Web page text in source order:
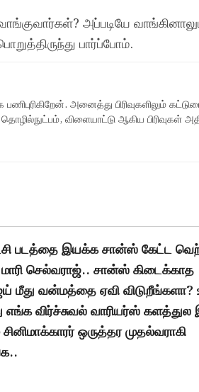
அப்படியே
பார்ப்போம்.
அனைத்து பிரிவுகளிலும்
விளையாட்டு ஆகிய பிரிவுகள்
படத்தை இயக்க சான்ஸ் கேட்ட
செல்வராஜ்.. சான்ஸ் கிடைக்காத
மீது வன்மத்தை ஏவி விடுறீங்களா?
விர்ச்சுவல் வாரியர்ஸ் களத்துல
ஒருத்தர முதல்வராகி